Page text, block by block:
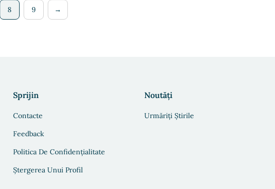
8 9 →
Sprijin
Contacte
Feedback
Politica De Confidențialitate
Ștergerea Unui Profil
Noutăți
Urmăriți Știrile